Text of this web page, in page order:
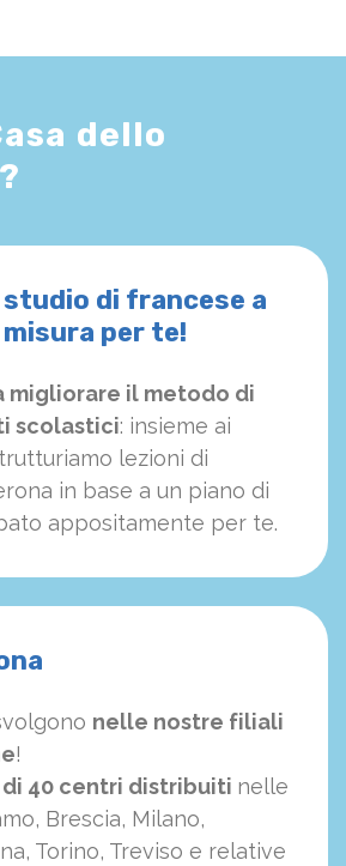
dello
di francese a
per te!
migliorare il metodo di
scolastici: insieme ai
lezioni di
in base a un piano di
appositamente per te.
nelle nostre filiali
!
di 40 centri distribuiti nelle
Brescia, Milano,
Torino, Treviso e relative